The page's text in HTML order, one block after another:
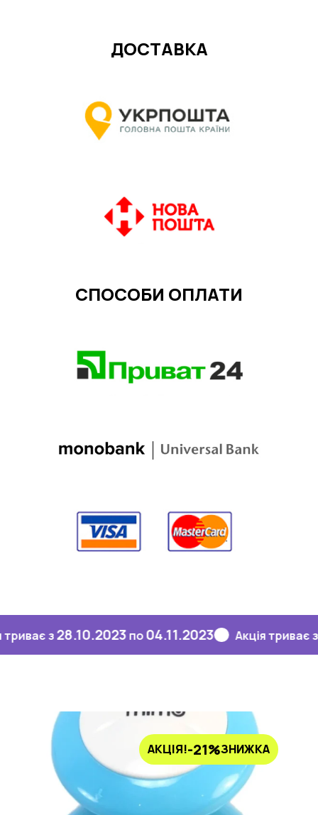
ДОСТАВКА
СПОСОБИ ОПЛАТИ
з28.10.2023по04.11.2023 Акція триває з
АКЦІЯ!-21%ЗНИЖКА